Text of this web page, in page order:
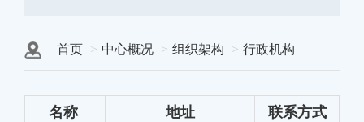
首页 中心概况 组织架构 行政机构
名称 地址 联系方式